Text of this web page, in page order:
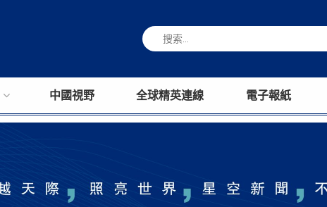
中國視野 全球精英連線 電子報紙